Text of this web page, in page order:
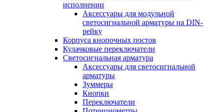
исполнении
Аксессуары для модульной
светосигнальной арматуры на DIN-
рейку
Корпуса кнопочных постов
Кулачковые переключатели
Светосигнальная арматура
Аксессуары для светосигнальной
арматуры
Зуммеры
Кнопки
Переключатели